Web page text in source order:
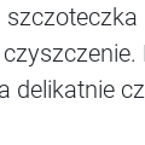
delikatnie